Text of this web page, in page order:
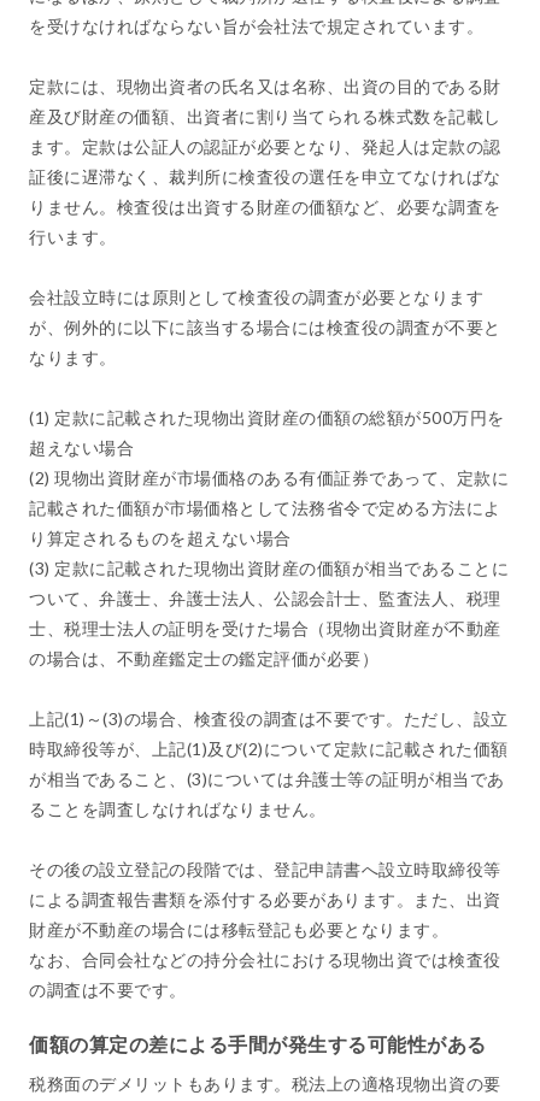
を受けなければならない旨が会社法で規定されています。
定款には、現物出資者の氏名又は名称、出資の目的である財
産及び財産の価額、出資者に割り当てられる株式数を記載し
ます。定款は公証人の認証が必要となり、発起人は定款の認
証後に遅滞なく、裁判所に検査役の選任を申立てなければな
りません。検査役は出資する財産の価額など、必要な調査を
行います。
会社設立時には原則として検査役の調査が必要となります
が、例外的に以下に該当する場合には検査役の調査が不要と
なります。
(1) 定款に記載された現物出資財産の価額の総額が500万円を
超えない場合
(2) 現物出資財産が市場価格のある有価証券であって、定款に
記載された価額が市場価格として法務省令で定める方法によ
り算定されるものを超えない場合
(3) 定款に記載された現物出資財産の価額が相当であることに
ついて、弁護士、弁護士法人、公認会計士、監査法人、税理
士、税理士法人の証明を受けた場合（現物出資財産が不動産
の場合は、不動産鑑定士の鑑定評価が必要）
上記(1)～(3)の場合、検査役の調査は不要です。ただし、設立
時取締役等が、上記(1)及び(2)について定款に記載された価額
が相当であること、(3)については弁護士等の証明が相当であ
ることを調査しなければなりません。
その後の設立登記の段階では、登記申請書へ設立時取締役等
による調査報告書類を添付する必要があります。また、出資
財産が不動産の場合には移転登記も必要となります。
なお、合同会社などの持分会社における現物出資では検査役
の調査は不要です。
価額の算定の差による手間が発生する可能性がある
税務面のデメリットもあります。税法上の適格現物出資の要